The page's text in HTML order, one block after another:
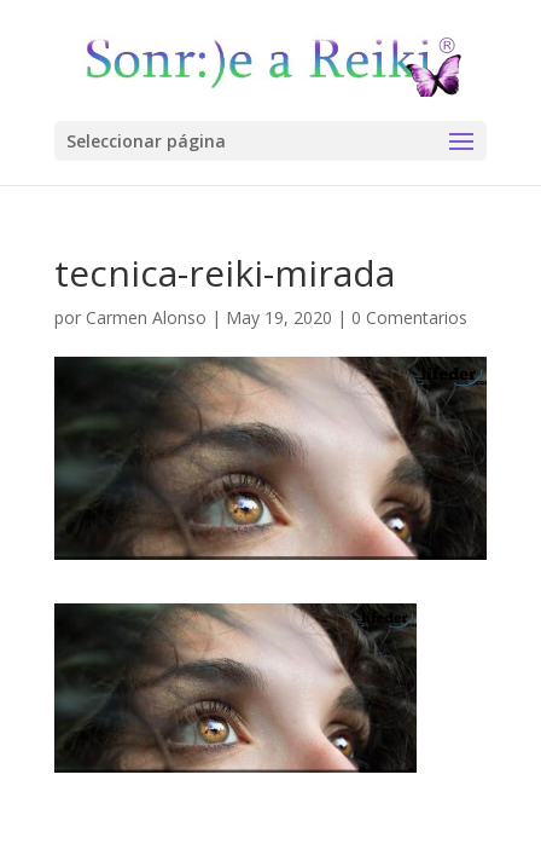
Seleccionar página
tecnica-reiki-mirada
por Carmen Alonso | May 19, 2020 | 0 Comentarios